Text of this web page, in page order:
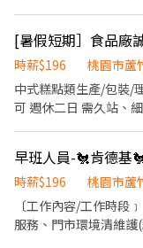
津貼加碼250~600💸
$210 ▪ 晚班：18:00 - 03:00｜時薪
桃5📍桃園市觀音區寶
楊梅區環東路 桃9📍桃
路
【@317tpzqd】明熙-
⭕️免費諮詢 ❌無收取仲
職時段： 彈性工時，
09:00－18:00➡️
NT$230 晚班｜17:30
23:00－08:00、00:00－08:00➡️
後請截圖職缺文➡️私訊
槓 #免諮詢費
時薪$196
桃園市蘆
中式糕點類生產/包裝/
可 週休二日 需久站、細心、手腳快（可能會搬一點重物，請自行評
時薪$196
桃園市蘆
〔工作內容/工作時段﹞ 。依據訓練標準程序製作餐點；櫃台/外送
服務、門市環境清維護(騎乘公司